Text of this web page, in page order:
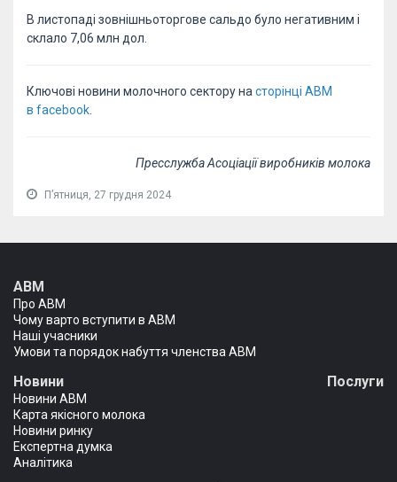
В листопаді зовнішньоторгове сальдо було негативним і
склало 7,06 млн дол.
Ключові новини молочного сектору на сторінці АВМ
в facebook
Пресслужба Асоціації виробників молока
Пʼятниця, 27 грудня 2024
АВМ
Про АВМ
Чому варто вступити в АВМ
Наші учасники
Умови та порядок набуття членства АВМ
Новини
Новини АВМ
Карта якісного молока
Новини ринку
Експертна думка
Аналітика
Послуги